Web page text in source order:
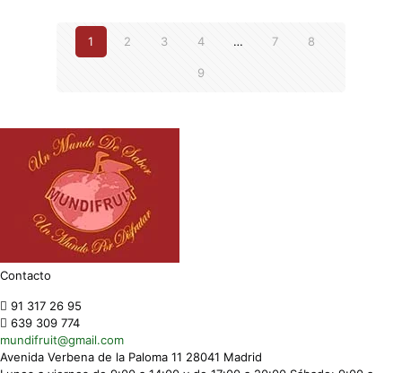
1 2 3 4 … 7 8
9
Contacto
91 317 26 95
639 309 774
mundifruit@gmail.com
Avenida Verbena de la Paloma 11 28041 Madrid